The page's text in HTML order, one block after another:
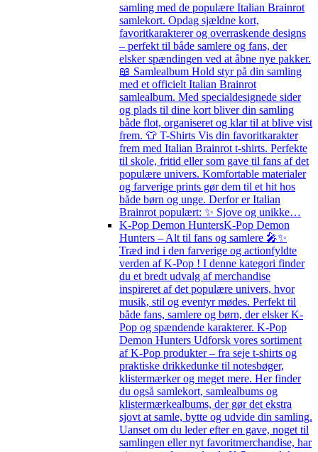
samling med de populære Italian Brainrot
samlekort. Opdag sjældne kort,
favoritkarakterer og overraskende designs
– perfekt til både samlere og fans, der
elsker spændingen ved at åbne nye pakker.
📖 Samlealbum Hold styr på din samling
med et officielt Italian Brainrot
samlealbum. Med specialdesignede sider
og plads til dine kort bliver din samling
både flot, organiseret og klar til at blive vist
frem. 👕 T-Shirts Vis din favoritkarakter
frem med Italian Brainrot t-shirts. Perfekte
til skole, fritid eller som gave til fans af det
populære univers. Komfortable materialer
og farverige prints gør dem til et hit hos
både børn og unge. Derfor er Italian
Brainrot populært: ✨ Sjove og unikke…
K-Pop Demon HuntersK-Pop Demon
Hunters – Alt til fans og samlere 🎤✨
Træd ind i den farverige og actionfyldte
verden af K-Pop ! I denne kategori finder
du et bredt udvalg af merchandise
inspireret af det populære univers, hvor
musik, stil og eventyr mødes. Perfekt til
både fans, samlere og børn, der elsker K-
Pop og spændende karakterer. K-Pop
Demon Hunters Udforsk vores sortiment
af K-Pop produkter – fra seje t-shirts og
praktiske drikkedunke til notesbøger,
klistermærker og meget mere. Her finder
du også samlekort, samlealbums og
klistermærkealbums, der gør det ekstra
sjovt at samle, bytte og udvide din samling.
Uanset om du leder efter en gave, noget til
samlingen eller nyt favoritmerchandise, har